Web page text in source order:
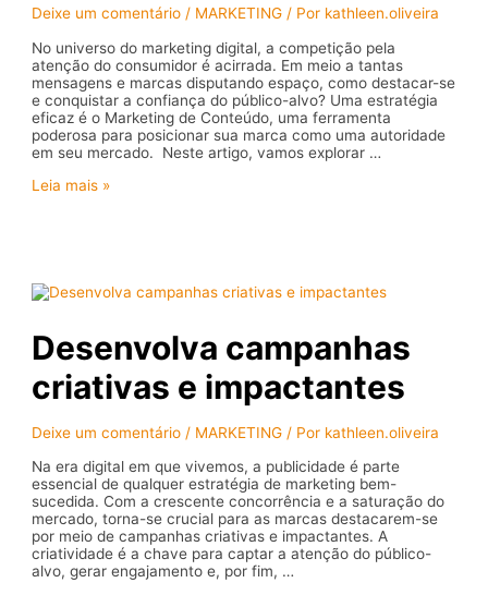
Deixe um comentário / MARKETING / Por kathleen.oliveira
No universo do marketing digital, a competição pela
atenção do consumidor é acirrada. Em meio a tantas
mensagens e marcas disputando espaço, como destacar-se
e conquistar a confiança do público-alvo? Uma estratégia
eficaz é o Marketing de Conteúdo, uma ferramenta
poderosa para posicionar sua marca como uma autoridade
em seu mercado. Neste artigo, vamos explorar …
Como
para
Posicionar
Marca
como
Autoridade
seu
Leia mais »
Desenvolva campanhas
criativas e impactantes
Deixe um comentário / MARKETING / Por kathleen.oliveira
Na era digital em que vivemos, a publicidade é parte
essencial de qualquer estratégia de marketing bem-
sucedida. Com a crescente concorrência e a saturação do
mercado, torna-se crucial para as marcas destacarem-se
por meio de campanhas criativas e impactantes. A
criatividade é a chave para captar a atenção do público-
alvo, gerar engajamento e, por fim, …